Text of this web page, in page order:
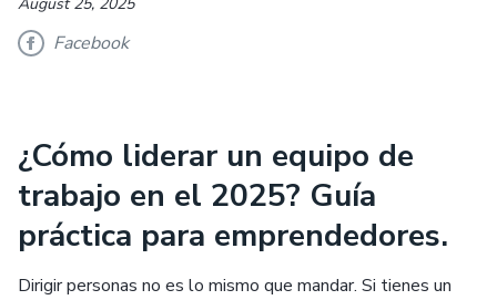
Facebook
¿Cómo liderar un equipo de
trabajo en el 2025? Guía
práctica para emprendedores.
Dirigir personas no es lo mismo que mandar. Si tienes un